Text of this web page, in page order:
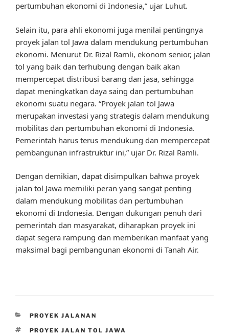
pertumbuhan ekonomi di Indonesia,” ujar Luhut.
Selain itu, para ahli ekonomi juga menilai pentingnya
proyek jalan tol Jawa dalam mendukung pertumbuhan
ekonomi. Menurut Dr. Rizal Ramli, ekonom senior, jalan
tol yang baik dan terhubung dengan baik akan
mempercepat distribusi barang dan jasa, sehingga
dapat meningkatkan daya saing dan pertumbuhan
ekonomi suatu negara. “Proyek jalan tol Jawa
merupakan investasi yang strategis dalam mendukung
mobilitas dan pertumbuhan ekonomi di Indonesia.
Pemerintah harus terus mendukung dan mempercepat
pembangunan infrastruktur ini,” ujar Dr. Rizal Ramli.
Dengan demikian, dapat disimpulkan bahwa proyek
jalan tol Jawa memiliki peran yang sangat penting
dalam mendukung mobilitas dan pertumbuhan
ekonomi di Indonesia. Dengan dukungan penuh dari
pemerintah dan masyarakat, diharapkan proyek ini
dapat segera rampung dan memberikan manfaat yang
maksimal bagi pembangunan ekonomi di Tanah Air.
CATEGORIES
PROYEK JALANAN
TAGS
PROYEK JALAN TOL JAWA